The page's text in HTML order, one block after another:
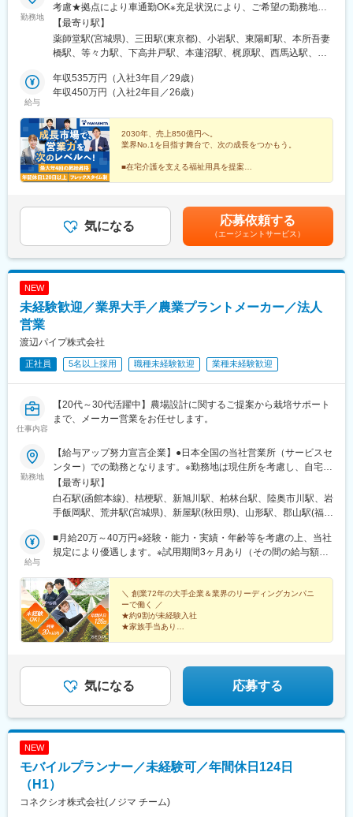
勤務地
考慮★拠点により車通勤OK※充足状況により、ご希望の勤務地で
の募集が終了している場合があります。※転居を伴う転勤の有無
は、半年ごとに希望を伺い、選択いただけます。■東北■・宮城県
（仙台市）■関東■・東京都（東京23区など）・神奈川県（横浜市
城県（水戸市）・栃木県（宇都宮市／足利市）・群馬県（前橋
市）■東海■・愛知県（名古屋市／豊田市／豊橋市／小牧市）・静
阜市）・三重県（四日市市）■信越・北陸■・長野県（長野市）・
山梨県（甲府市）・石川県（金沢市）・富山県（富山市）・福井
県（福井市）■関西■・大阪府・兵庫県（神戸市／尼崎市／姫路
市）・京都府（京都市）・奈良県（奈良市／天理市）・滋賀県
（大津市／彦根市）・和歌山県（和歌山市／田辺市）■中国■・広
九州■・福岡県（福岡市）
【最寄り駅】
薬師堂駅(宮城県)、三田駅(東京都)、小岩駅、東陽町駅、本所吾妻
橋駅、等々力駅、下高井戸駅、本蓮沼駅、梶原駅、西馬込駅、練
調布駅、田無駅、新横浜駅、上大岡駅、二俣川駅、武蔵新城駅、
鷺沼駅、湘南深沢駅、淵野辺駅、南林間駅、南浦和駅、大宮駅(埼
駅、おゆみ野駅、市川駅、動物公園駅、常陸青柳駅、駅東公園前
駅、足利駅、前橋大島駅、黄金駅(愛知県)、黒川駅(愛知県)、笠寺
駅、本山駅(愛知県)、土橋駅(愛知県)、市役所前駅(愛知県)、岩倉
駅(愛知県)、静岡駅、大岡駅(静岡県)、富士駅、藤枝駅、天竜川
駅、細畑駅、中川原駅、安茂里駅、酒折駅、西金沢駅、南富山
府)、新金岡駅、藤井寺駅、東部市場前駅、南吹田駅、大開駅、立
花駅、飾磨駅、竹田駅(京都府)、北山駅(京都府)、上桂駅、前栽
駅、尼ケ辻駅、瀬田駅(滋賀県)、ひこね芹川駅、六十谷駅、紀伊新
音町駅、木太町駅、芝公園駅、荒川車庫前駅、川越駅、東山公園
給与
年収535万円（入社3年目／29歳）
年収450万円（入社2年目／26歳）
2030年、売上850億円へ。
業界No.1を目指す舞台で、次の成長をつかもう。
■在宅介護を支える福祉用具を提案
■20～30代活躍中
気になる 応募依頼する
（エージェントサービス）
NEW
未経験歓迎／業界大手／農業プラントメーカー／法人
営業
渡辺パイプ株式会社
正社員 5名以上採用 職種未経験歓迎 業種未経験歓迎
仕事内容
【20代～30代活躍中】農場設計に関するご提案から栽培サポート
まで、メーカー営業をお任せします。
勤務地
【給与アップ努力宣言企業】●日本全国の当社営業所（サービスセ
ンター）での勤務となります。※勤務地は現住所を考慮し、自宅か
ら通える事業所への配属となります。【北海道・東北エリア】北
海道/青森県/岩手県/宮城県/秋田県/山形県/福島県【関東エリア】東
京都/千葉県/埼玉県/茨城県/栃木県/群馬県【甲信越エリア】新潟県/
富山県【近畿エリア】大阪府/兵庫県/滋賀県/和歌山県/奈良県【中
国・四国エリア】岡山県/広島県/島根県/香川県/高知県【九州エリ
よる）＞勤務地により異なります。
【最寄り駅】
白石駅(函館本線)、桔梗駅、新旭川駅、柏林台駅、陸奥市川駅、岩
手飯岡駅、荒井駅(宮城県)、新屋駅(秋田県)、山形駅、郡山駅(福島
錦糸町駅、京王八王子駅、寺尾駅、朝菜町駅、乙女駅、豊科駅、
草津駅(滋賀県)、ＪＲ難波駅、厄神駅、東松江駅(島根県)、中庄
駅、首里駅、亀戸駅、桜川駅(大阪府)、汐見橋駅
給与
■月給20万～40万円※経験・能力・実績・年齢等を考慮の上、当社
規定により優遇します。※試用期間3ヶ月あり（その間の給与額の
た！～■給与例月給：271,200円（23歳、営業職、都内居住、残業
20時間を想定）≪内訳≫基本給：210,000円 （年齢により変動）
地域手当：27,000円（エリアにより変動）時間外手当 ： 36,200
円(20時間を想定)
＼ 創業72年の大手企業＆業界のリーディングカンパニ
ーで働く ／
★約9割が未経験入社
★家族手当あり
気になる 応募する
NEW
モバイルプランナー／未経験可／年間休日124日
（H1）
コネクシオ株式会社(ノジマ チーム)